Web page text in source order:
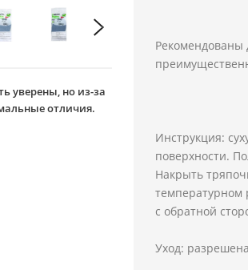
уверены, но из-за
отличия.
Рекомендованы
Инструкция:
поверхности.
Накрыть
температурном
с обратной
Уход: